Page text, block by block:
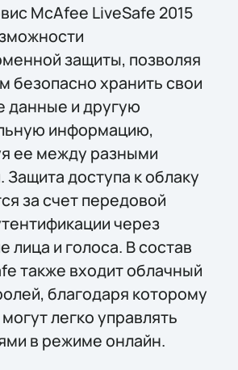
McAfee LiveSafe 2015
защиты, позволяя
безопасно хранить свои
данные и другую
информацию,
ее между разными
Защита доступа к облаку
за счет передовой
через
лица и голоса. В состав
также входит облачный
благодаря которому
легко управлять
в режиме онлайн.